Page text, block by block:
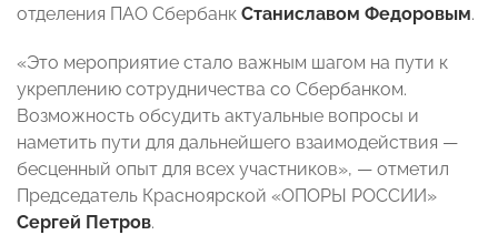
отделения ПАО Сбербанк Станиславом Федоровым.
«Это мероприятие стало важным шагом на пути к
укреплению сотрудничества со Сбербанком.
Возможность обсудить актуальные вопросы и
наметить пути для дальнейшего взаимодействия —
бесценный опыт для всех участников», — отметил
Председатель Красноярской «ОПОРЫ РОССИИ»
Сергей Петров.